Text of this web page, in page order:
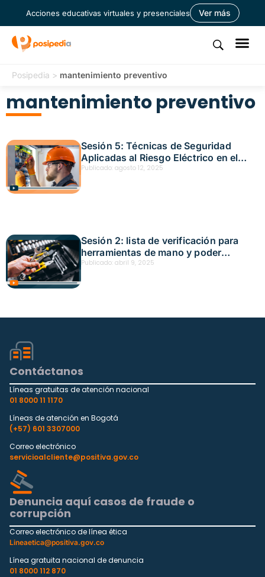
Acciones educativas virtuales y presenciales Ver más
Posipedia > mantenimiento preventivo
mantenimiento preventivo
Sesión 5: Técnicas de Seguridad
Aplicadas al Riesgo Eléctrico en el
Trabajo Fecha: octubre 7, 2025
Publicado: agosto 12, 2025
Sesión 2: lista de verificación para
herramientas de mano y poder
aplicadas a peligros mecánicos Fecha:
Publicado: abril 9, 2025
Contáctanos
Líneas gratuitas de atención nacional
01 8000 11 1170
Líneas de atención en Bogotá
(+57) 601 3307000
Correo electrónico
servicioalcliente@positiva.gov.co
Denuncia aquí casos de fraude o
corrupción
Correo electrónico de línea ética
Lineaetica@positiva.gov.co
Línea gratuita nacional de denuncia
01 8000 112 870